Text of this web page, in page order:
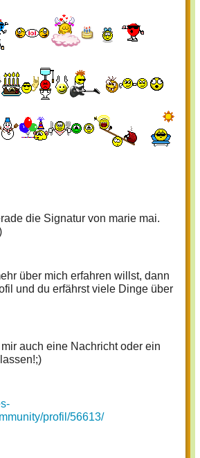
die Signatur von marie mai.
über mich erfahren willst, dann
und du erfährst viele Dinge über
auch eine Nachricht oder ein
profil/56613/